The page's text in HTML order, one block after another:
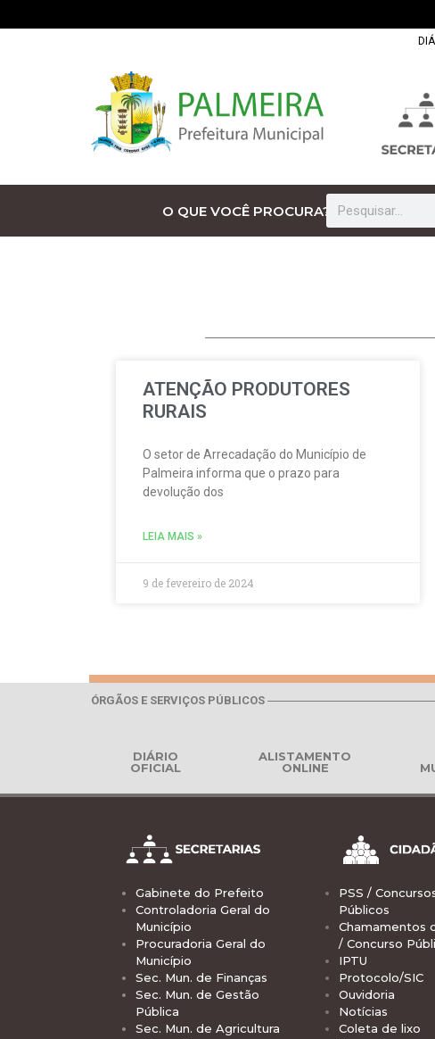
O QUE VOCÊ PROCURA?
ATENÇÃO PRODUTORES
RURAIS
O setor de Arrecadação do Município de
Palmeira informa que o prazo para
devolução dos
LEIA MAIS »
9 de fevereiro de 2024
ÓRGÃOS E SERVIÇOS PÚBLICOS
DIÁRIO
OFICIAL
ALISTAMENTO
ONLINE
Gabinete do Prefeito
Controladoria Geral do
Município
Procuradoria Geral do
Município
Sec. Mun. de Finanças
Sec. Mun. de Gestão
Pública
Sec. Mun. de Agricultura
PSS /
Públicos
Chamamentos
/ Concurso
IPTU
Protocolo/SIC
Ouvidoria
Notícias
Coleta de lixo